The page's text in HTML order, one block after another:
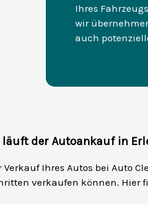
Ihres
wir
auch
läuft der Autoankauf in
Verkauf Ihres Autos bei Auto
verkaufen können. Hier